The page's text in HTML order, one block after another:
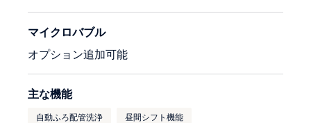
マイクロバブル
オプション追加可能
主な機能
自動ふろ配管洗浄 昼間シフト機能